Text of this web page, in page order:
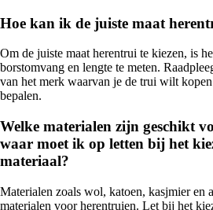
Hoe kan ik de juiste maat
Om de juiste maat herentrui te kiezen, is
borstomvang en lengte te meten.
van het merk waarvan je de trui wilt
bepalen.
Welke materialen zijn geschikt
waar moet ik op letten bij het
materiaal?
Materialen zoals wol, katoen, kasjmier en
materialen voor herentruien. Let bij het